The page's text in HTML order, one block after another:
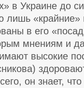
в Украине до
лишь «крайние»
в его
мнениям и
высокие
он знает,